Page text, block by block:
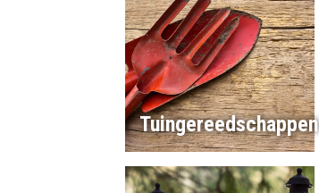
Tuingereedschappen